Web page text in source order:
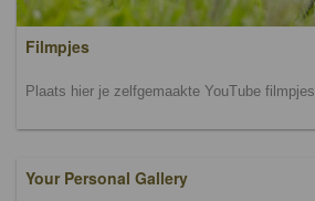
Filmpjes
Plaats hier je zelfgemaakte YouTube filmpjes
Your Personal Gallery